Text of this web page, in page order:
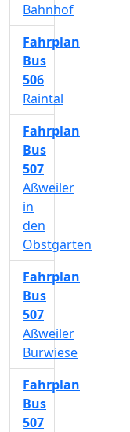
Bahnhof
Fahrplan
Bus
506
Raintal
Fahrplan
Bus
507
Aßweiler
in
den
Obstgärten
Fahrplan
Bus
507
Aßweiler
Burwiese
Fahrplan
Bus
507